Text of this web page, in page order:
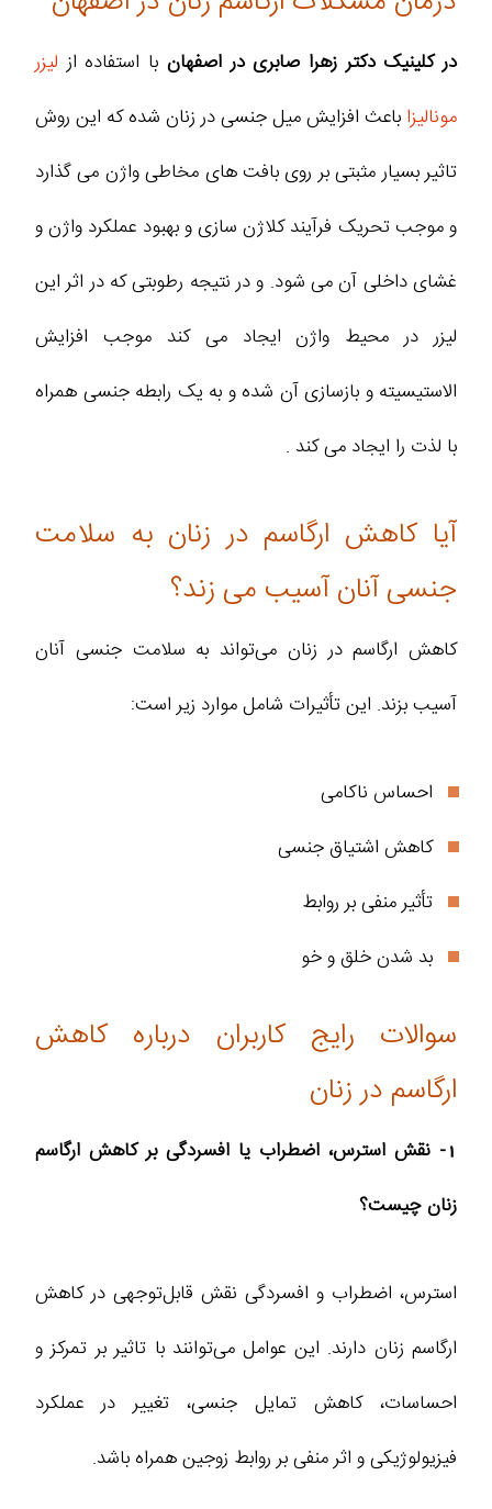
در کلینیک دکتر زهرا صابری در اصفهان با استفاده از لیزر
مونالیزا باعث افزایش میل جنسی در زنان شده که این روش
تاثیر بسیار مثبتی بر روی بافت های مخاطی واژن می گذارد
و موجب تحریک فرآیند کلاژن سازی و بهبود عملکرد واژن و
غشای داخلی آن می شود. و در نتیجه رطوبتی که در اثر این
لیزر در محیط واژن ایجاد می کند موجب افزایش
الاستیسیته و بازسازی آن شده و به یک رابطه جنسی همراه
با لذت را ایجاد می کند .
آیا کاهش ارگاسم در زنان به سلامت
جنسی آنان آسیب می ‌زند؟
کاهش ارگاسم در زنان می‌تواند به سلامت جنسی آنان
آسیب بزند. این تأثیرات شامل موارد زیر است:
احساس ناکامی
کاهش اشتیاق جنسی
تأثیر منفی بر روابط
بد شدن خلق و خو
سوالات رایج کاربران درباره کاهش
ارگاسم در زنان
1- نقش استرس، اضطراب یا افسردگی بر کاهش ارگاسم
زنان چیست؟
استرس، اضطراب و افسردگی نقش قابل‌توجهی در کاهش
ارگاسم زنان دارند. این عوامل می‌توانند با تاثیر بر تمرکز و
احساسات، کاهش تمایل جنسی، تغییر در عملکرد
فیزیولوژیکی و اثر منفی بر روابط زوجین همراه باشد.